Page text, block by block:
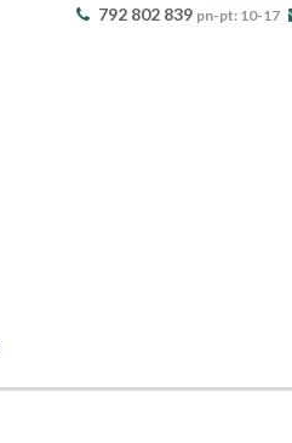
792 802 839 pn-pt: 10-17